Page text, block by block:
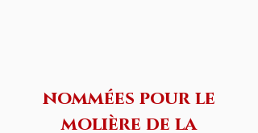
nommées pour le
molière de la